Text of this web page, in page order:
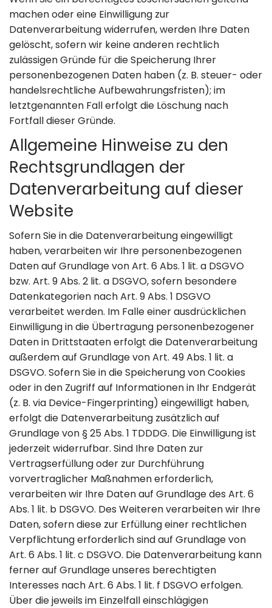
machen oder eine Einwilligung zur
Datenverarbeitung widerrufen, werden Ihre Daten
gelöscht, sofern wir keine anderen rechtlich
zulässigen Gründe für die Speicherung Ihrer
personenbezogenen Daten haben (z. B. steuer- oder
handelsrechtliche Aufbewahrungsfristen); im
letztgenannten Fall erfolgt die Löschung nach
Fortfall dieser Gründe.
Allgemeine Hinweise zu den
Rechtsgrundlagen der
Datenverarbeitung auf dieser
Website
Sofern Sie in die Datenverarbeitung eingewilligt
haben, verarbeiten wir Ihre personenbezogenen
Daten auf Grundlage von Art. 6 Abs. 1 lit. a DSGVO
bzw. Art. 9 Abs. 2 lit. a DSGVO, sofern besondere
Datenkategorien nach Art. 9 Abs. 1 DSGVO
verarbeitet werden. Im Falle einer ausdrücklichen
Einwilligung in die Übertragung personenbezogener
Daten in Drittstaaten erfolgt die Datenverarbeitung
außerdem auf Grundlage von Art. 49 Abs. 1 lit. a
DSGVO. Sofern Sie in die Speicherung von Cookies
oder in den Zugriff auf Informationen in Ihr Endgerät
(z. B. via Device-Fingerprinting) eingewilligt haben,
erfolgt die Datenverarbeitung zusätzlich auf
Grundlage von § 25 Abs. 1 TDDDG. Die Einwilligung ist
jederzeit widerrufbar. Sind Ihre Daten zur
Vertragserfüllung oder zur Durchführung
vorvertraglicher Maßnahmen erforderlich,
verarbeiten wir Ihre Daten auf Grundlage des Art. 6
Abs. 1 lit. b DSGVO. Des Weiteren verarbeiten wir Ihre
Daten, sofern diese zur Erfüllung einer rechtlichen
Verpflichtung erforderlich sind auf Grundlage von
Art. 6 Abs. 1 lit. c DSGVO. Die Datenverarbeitung kann
ferner auf Grundlage unseres berechtigten
Interesses nach Art. 6 Abs. 1 lit. f DSGVO erfolgen.
Über die jeweils im Einzelfall einschlägigen